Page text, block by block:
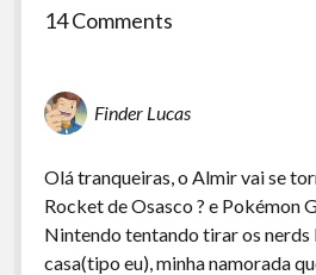
14 Comments
Finder Lucas
Olá tranqueiras, o Almir vai se
Rocket de Osasco ? e Pokémon
Nintendo tentando tirar os nerds
casa(tipo eu), minha namorada